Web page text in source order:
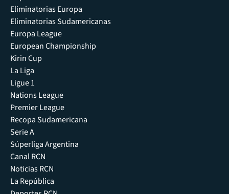
Eliminatorias Europa
Eliminatorias Sudamericanas
Europa League
European Championship
Kirin Cup
La Liga
Ligue 1
Nations League
Premier League
Recopa Sudamericana
Serie A
Súperliga Argentina
Canal RCN
Noticias RCN
La República